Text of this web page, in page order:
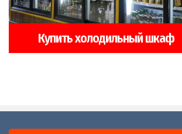
Купить холодильный шкаф